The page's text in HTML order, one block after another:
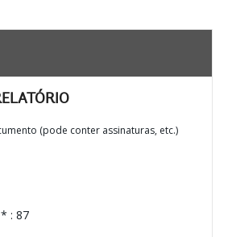
(pode conter assinaturas, etc.)
: 87